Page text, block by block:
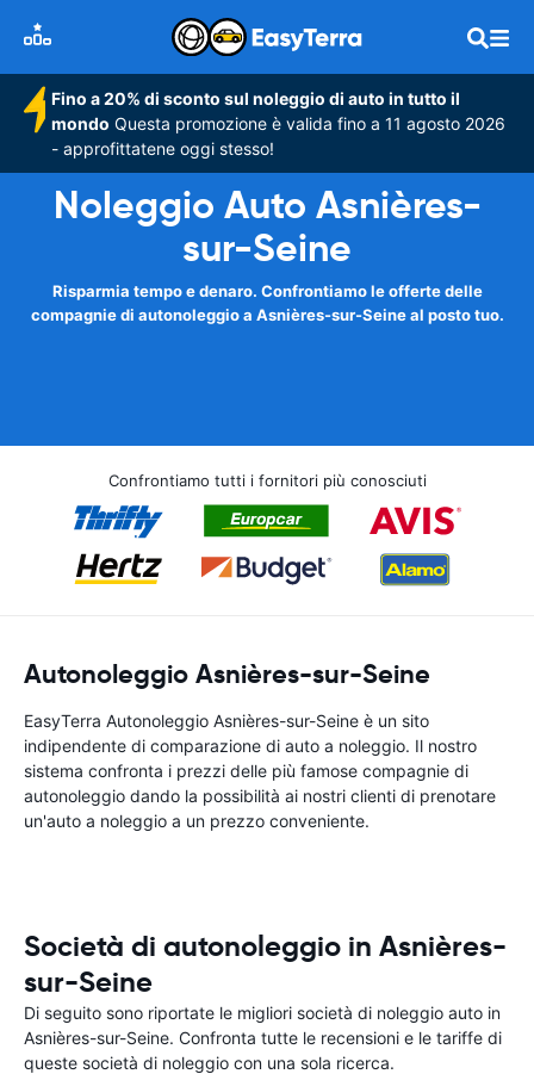
Fino a 20% di sconto sul noleggio di auto in tutto il
mondo Questa promozione è valida fino a 11 agosto 2026
- approfittatene oggi stesso!
Noleggio Auto Asnières-
sur-Seine
Risparmia tempo e denaro. Confrontiamo le offerte delle
compagnie di autonoleggio a Asnières-sur-Seine al posto tuo.
Confrontiamo tutti i fornitori più conosciuti
Autonoleggio Asnières-sur-Seine
EasyTerra Autonoleggio Asnières-sur-Seine è un sito
indipendente di comparazione di auto a noleggio. Il nostro
sistema confronta i prezzi delle più famose compagnie di
autonoleggio dando la possibilità ai nostri clienti di prenotare
un'auto a noleggio a un prezzo conveniente.
Società di autonoleggio in Asnières-
sur-Seine
Di seguito sono riportate le migliori società di noleggio auto in
Asnières-sur-Seine. Confronta tutte le recensioni e le tariffe di
queste società di noleggio con una sola ricerca.